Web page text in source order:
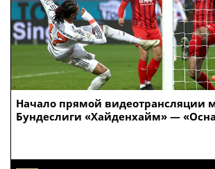
Начало прямой видеотрансляции
Бундеслиги «Хайденхайм» —